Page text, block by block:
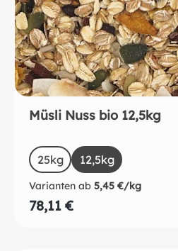
Müsli Nuss bio 12,5kg
Sizeauswählen
25kg 12,5kg
Varianten ab 5,45 €/kg
78,11 €